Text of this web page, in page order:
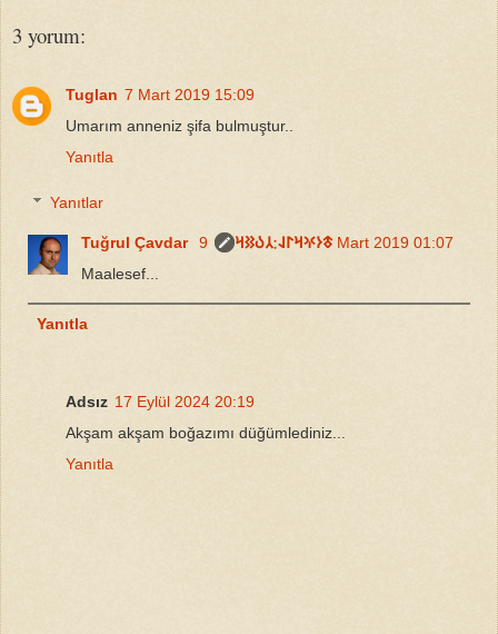
3 yorum:
Tuglan 7 Mart 2019 15:09
Umarım anneniz şifa bulmuştur..
Yanıtla
Yanıtlar
Tuğrul Çavdar 𐱃𐰆𐰍𐰺𐰃𐰞∶𐰲𐰉𐰑𐰺9 Mart 2019 01:07
Maalesef...
Yanıtla
Adsız 17 Eylül 2024 20:19
Akşam akşam boğazımı düğümlediniz...
Yanıtla